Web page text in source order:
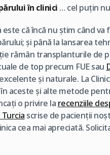
în clinici … cel puțin
este că încă nu știm când va
și până la lansarea
rămân transplanturile de
de top precum FUE sau
și naturale. La
aceste și alte metode
o privire la recenziile
scrise de pacienții
cea mai apreciată.